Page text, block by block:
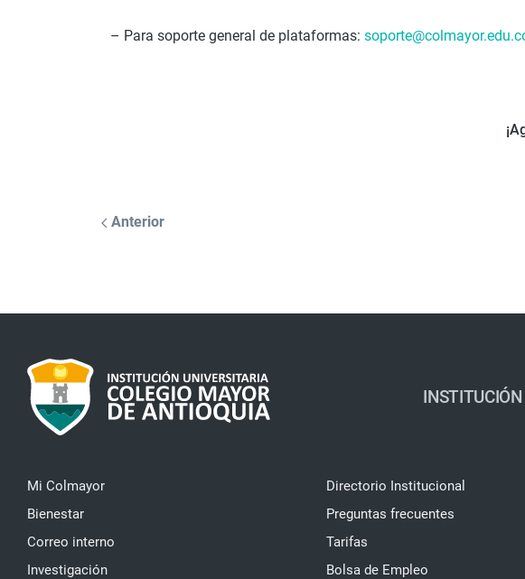
– Para soporte general de plataformas:
Anterior
Mi Colmayor
Bienestar
Correo interno
Investigación
Directorio Institucional
Preguntas frecuentes
Tarifas
Bolsa de Empleo